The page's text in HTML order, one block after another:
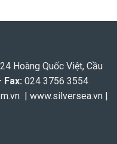
Hoàng Quốc Việt, Cầu
Fax: 024 3756 3554
| www.silversea.vn |